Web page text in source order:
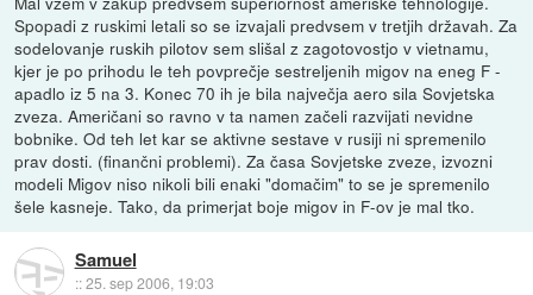
Spopadi z ruskimi letali so se izvajali predvsem v tretjih državah. Za
sodelovanje ruskih pilotov sem slišal z zagotovostjo v vietnamu,
kjer je po prihodu le teh povprečje sestreljenih migov na eneg F -
apadlo iz 5 na 3. Konec 70 ih je bila največja aero sila Sovjetska
zveza. Američani so ravno v ta namen začeli razvijati nevidne
bobnike. Od teh let kar se aktivne sestave v rusiji ni spremenilo
prav dosti. (finančni problemi). Za časa Sovjetske zveze, izvozni
modeli Migov niso nikoli bili enaki "domačim" to se je spremenilo
šele kasneje. Tako, da primerjat boje migov in F-ov je mal tko.
Samuel
::25. sep 2006, 19:03